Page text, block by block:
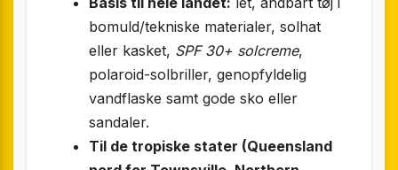
bomuld/tekniske materialer, solhat
eller kasket, SPF 30+ solcreme,
polaroid-solbriller, genopfyldelig
vandflaske samt gode sko eller
sandaler.
Til de tropiske stater (Queensland